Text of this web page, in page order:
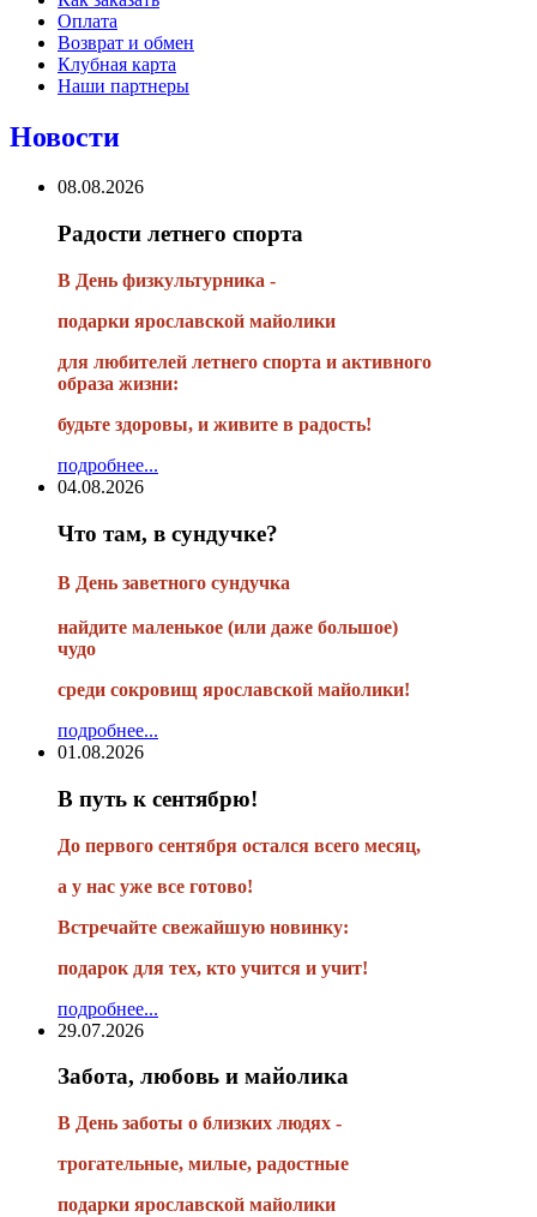
Оплата
Возврат и обмен
Клубная карта
Наши партнеры
Новости
08.08.2026
Радости летнего спорта
В День физкультурника -
подарки ярославской майолики
для любителей летнего спорта и активного
образа жизни:
будьте здоровы, и живите в радость!
подробнее...
04.08.2026
Что там, в сундучке?
В День заветного сундучка
найдите маленькое (или даже большое)
чудо
среди сокровищ ярославской майолики!
подробнее...
01.08.2026
В путь к сентябрю!
До первого сентября остался всего месяц,
а у нас уже все готово!
Встречайте свежайшую новинку:
подарок для тех, кто учится и учит!
подробнее...
29.07.2026
Забота, любовь и майолика
В День заботы о близких людях -
трогательные, милые, радостные
подарки ярославской майолики